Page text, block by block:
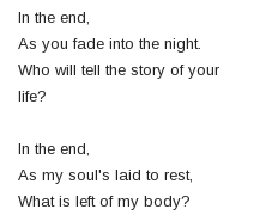
In the end,
As you fade into the night.
Who will tell the story of your
life?
In the end,
As my soul's laid to rest,
What is left of my body?